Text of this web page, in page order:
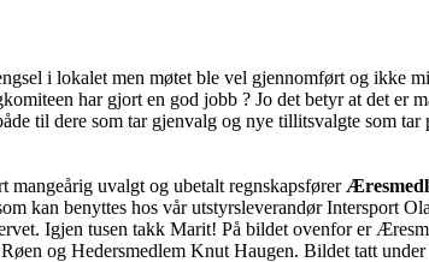
i lokalet men møtet ble vel gjennomført og ikke
har gjort en god jobb ? Jo det betyr at det er
til dere som tar gjenvalg og nye tillitsvalgte som tar
mangeårig uvalgt og ubetalt regnskapsfører
kan benyttes hos vår utstyrsleverandør Intersport
Igjen tusen takk Marit! På bildet ovenfor er
og Hedersmedlem Knut Haugen. Bildet tatt under